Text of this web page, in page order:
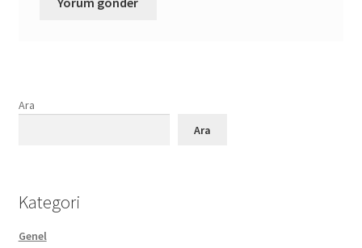
Ara
Ara
Kategori
Genel